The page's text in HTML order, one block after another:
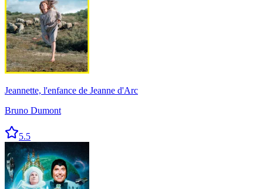
Jeannette, l'enfance de Jeanne d'Arc
Bruno Dumont
5.5